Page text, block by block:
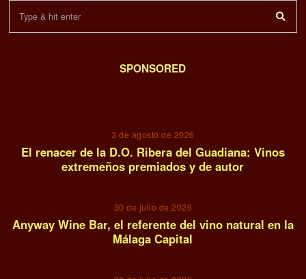
SPONSORED
3 de agosto de 2026
El renacer de la D.O. Ribera del Guadiana: Vinos
extremeños premiados y de autor
30 de julio de 2026
Anyway Wine Bar, el referente del vino natural en la
Málaga Capital